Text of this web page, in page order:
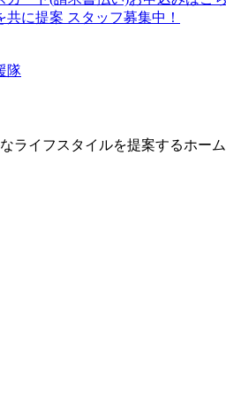
ライフスタイルを提案するホー